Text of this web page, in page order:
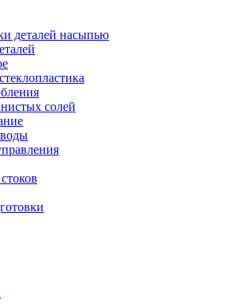
деталей насыпью
солей